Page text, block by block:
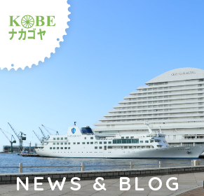
ルショップナカゴヤ
NEWS & BLOG